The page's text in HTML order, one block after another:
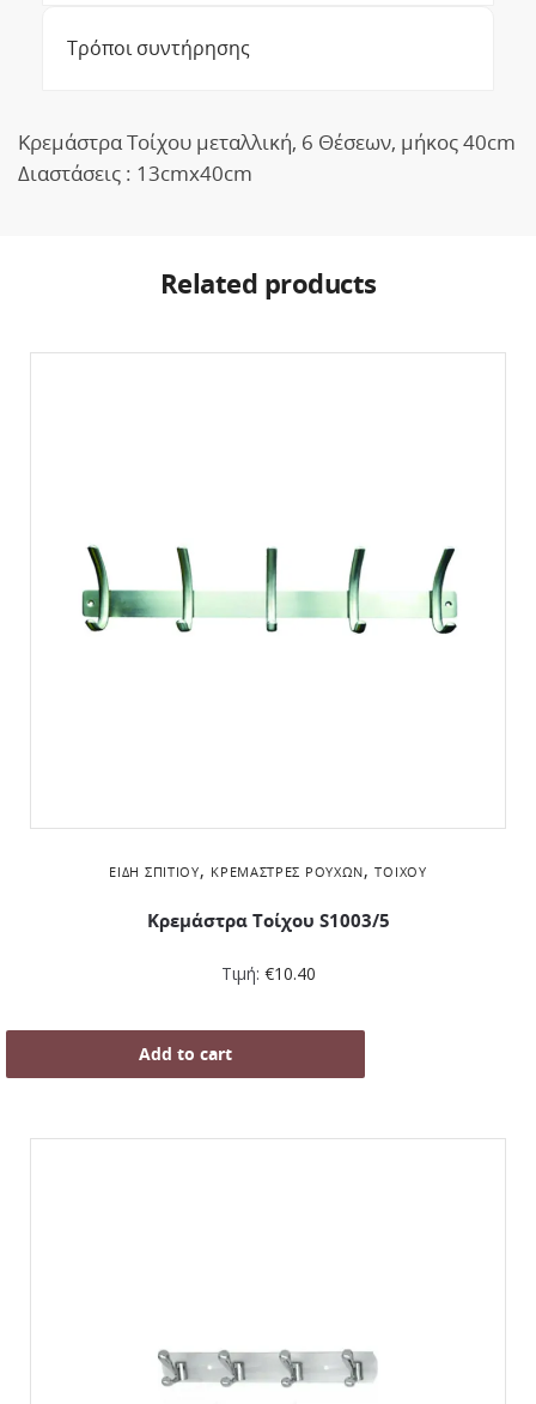
Τρόποι συντήρησης
Κρεμάστρα Τοίχου μεταλλική, 6 Θέσεων, μήκος 40cm
Διαστάσεις : 13cmx40cm
Related products
ΕΊΔΗ ΣΠΙΤΙΟΎ, ΚΡΕΜΆΣΤΡΕΣ ΡΟΎΧΩΝ,ΤΟΊΧΟΥ
Κρεμάστρα Τοίχου S1003/5
Τιμή: €10.40
Add to cart